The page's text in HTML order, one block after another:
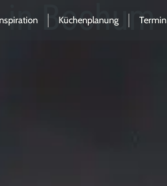
Küchenplanung Termin
Bochum